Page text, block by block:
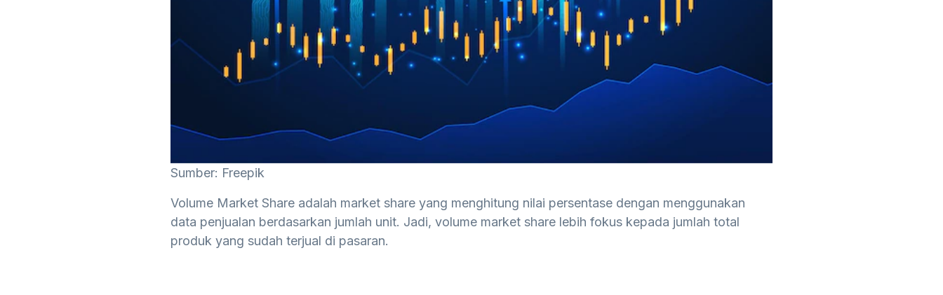
Sumber: Freepik
Volume Market Share adalah market share yang menghitung nilai persentase dengan menggunakan
data penjualan berdasarkan jumlah unit. Jadi, volume market share lebih fokus kepada jumlah total
produk yang sudah terjual di pasaran.